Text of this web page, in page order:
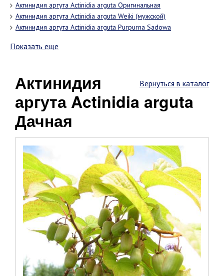
Актинидия аргута Actinidia arguta Оригинальная
Актинидия аргута Actinidia arguta Weiki (мужской)
Актинидия аргута Actinidia arguta Purpurna Sadowa
Показать еще
Вернуться в каталог
Актинидия
аргута Actinidia arguta
Дачная